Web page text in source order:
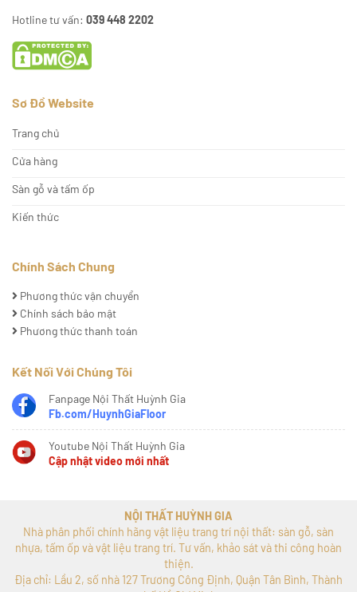
Hotline tư vấn: 039 448 2202
Sơ Đồ Website
Trang chủ
Cửa hàng
Sàn gỗ và tấm ốp
Kiến thức
Chính Sách Chung
Phương thức vận chuyển
Chính sách bảo mật
Phương thức thanh toán
Kết Nối Với Chúng Tôi
Fanpage Nội Thất Huỳnh Gia
Fb.com/HuynhGiaFloor
Youtube Nội Thất Huỳnh Gia
Cập nhật video mới nhất
NỘI THẤT HUỲNH GIA
Nhà phân phối chính hãng vật liệu trang trí nội thất: sàn gỗ, sàn
nhựa, tấm ốp và vật liệu trang trí. Tư vấn, khảo sát và thi công hoàn
thiện.
Địa chỉ: Lầu 2, số nhà 127 Trương Công Định, Quận Tân Bình, Thành